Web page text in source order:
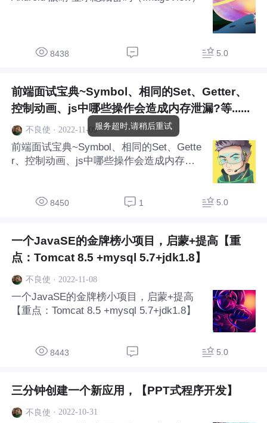
8438 5.0
前端面试宝典~Symbol、相同的Set、Getter、
控制动画、js中哪些操作会造成内存泄漏?等......
不良使 · 2022-11-09
前端面试宝典~Symbol、相同的Set、Gette
r、控制动画、js中哪些操作会造成内存泄
8450 1 5.0
一个JavaSE的金牌榜小项目，启蒙+提高【重
点：Tomcat 8.5 +mysql 5.7+jdk1.8】
不良使 · 2022-11-08
一个JavaSE的金牌榜小项目，启蒙+提高
【重点：Tomcat 8.5 +mysql 5.7+jdk1.8】
8443 5.0
三分钟创建一个新应用，【PPT式程序开发】
不良使 · 2022-10-31
服务超时,请稍后重试